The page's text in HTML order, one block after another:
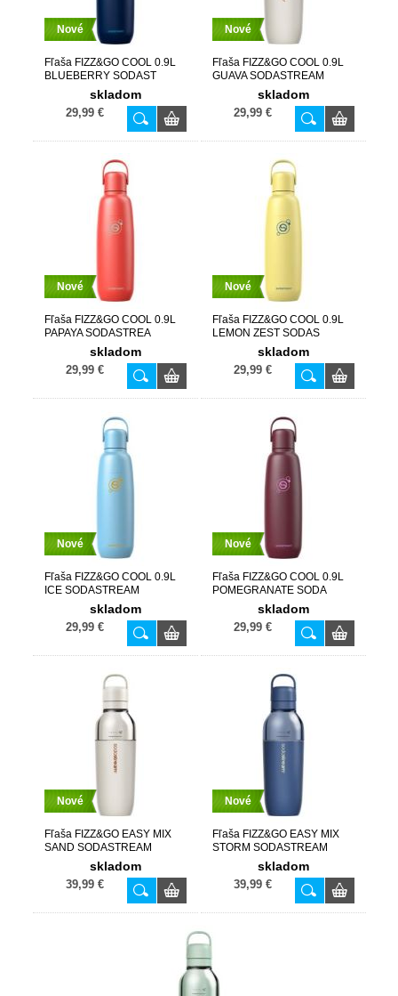
Nové
Fľaša FIZZ&GO COOL 0.9L
BLUEBERRY SODAST
skladom
29,99 €
Nové
Fľaša FIZZ&GO COOL 0.9L
GUAVA SODASTREAM
skladom
29,99 €
Nové
Fľaša FIZZ&GO COOL 0.9L
PAPAYA SODASTREA
skladom
29,99 €
Nové
Fľaša FIZZ&GO COOL 0.9L
LEMON ZEST SODAS
skladom
29,99 €
Nové
Fľaša FIZZ&GO COOL 0.9L
ICE SODASTREAM
skladom
29,99 €
Nové
Fľaša FIZZ&GO COOL 0.9L
POMEGRANATE SODA
skladom
29,99 €
Nové
Fľaša FIZZ&GO EASY MIX
SAND SODASTREAM
skladom
39,99 €
Nové
Fľaša FIZZ&GO EASY MIX
STORM SODASTREAM
skladom
39,99 €